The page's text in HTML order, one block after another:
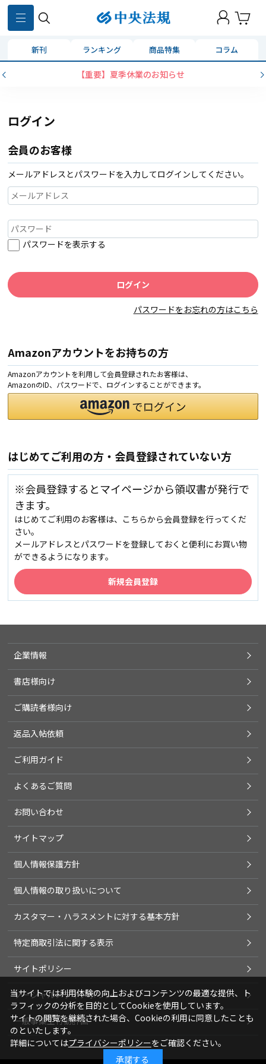
新刊 ランキング 商品特集 コラム
【重要】夏季休業のお知らせ
ログイン
会員のお客様
メールアドレスとパスワードを入力してログインしてください。
パスワードを表示する
パスワードをお忘れの方はこちら
Amazonアカウントをお持ちの方
Amazonアカウントを利用して会員登録されたお客様は、
AmazonのID、パスワードで、ログインすることができます。
はじめてご利用の方・会員登録されていない方
※会員登録するとマイページから領収書が発行で
きます。
はじめてご利用のお客様は、こちらから会員登録を行ってくだ
さい。
メールアドレスとパスワードを登録しておくと便利にお買い物
ができるようになります。
企業情報
書店様向け
ご購読者様向け
返品入帖依頼
ご利用ガイド
よくあるご質問
お問い合わせ
サイトマップ
個人情報保護方針
個人情報の取り扱いについて
カスタマー・ハラスメントに対する基本方針
特定商取引法に関する表示
サイトポリシー
ソーシャルメディアポリシー
一般事業主行動計画
当サイトでは利用体験の向上およびコンテンツの最適な提供、ト
ラフィックの分析を目的としてCookieを使用しています。
サイトの閲覧を継続された場合、Cookieの利用に同意したことも
のといたします。
詳細についてはプライバシーポリシーをご確認ください。
承諾する